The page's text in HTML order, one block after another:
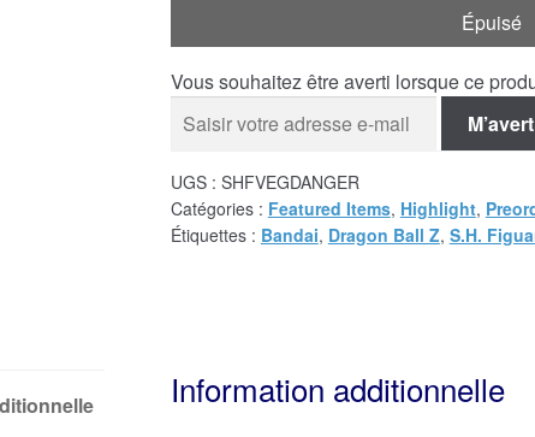
Épuisé
Vous souhaitez être averti lorsque ce
UGS : SHFVEGDANGER
Catégories : Featured Items, Highlight,
Étiquettes : Bandai, Dragon Ball Z, S.H.
Information additionnelle